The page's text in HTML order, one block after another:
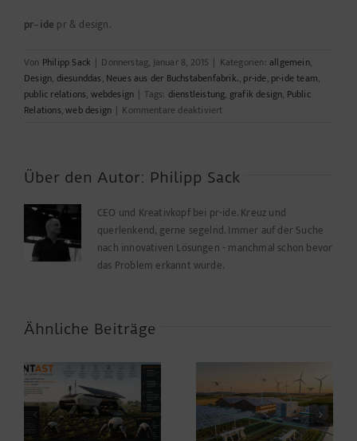
pr–ide pr & design.
Von Philipp Sack | Donnerstag, Januar 8, 2015 | Kategorien: allgemein,
Design, diesunddas, Neues aus der Buchstabenfabrik., pr-ide, pr-ide team,
public relations, webdesign | Tags: dienstleistung, grafik design, Public
Relations,web design | Kommentare deaktiviertfür
das
Grafik-
und
Website-
Design
Über den Autor: Philipp Sack
CEO und Kreativkopf bei pr-ide. Kreuz und
querlenkend, gerne segelnd. Immer auf der Suche
nach innovativen Lösungen - manchmal schon bevor
das Problem erkannt wurde.
Ähnliche Beiträge
Warum die
Energiewende auf
dem Acker nicht im
Farbwerte,
verschwundene
Funktionen und ein